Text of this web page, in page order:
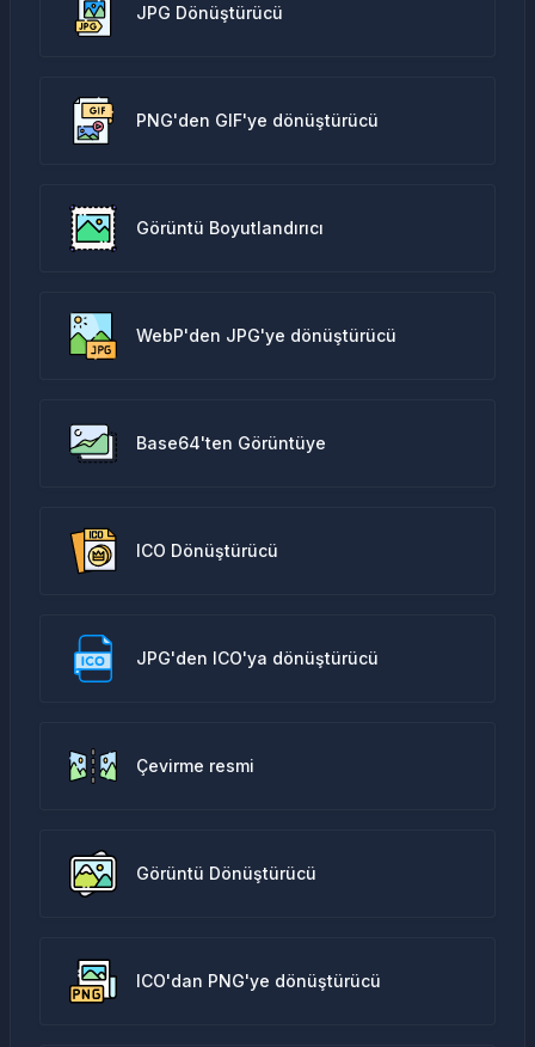
JPG Dönüştürücü
PNG'den GIF'ye dönüştürücü
Görüntü Boyutlandırıcı
WebP'den JPG'ye dönüştürücü
Base64'ten Görüntüye
ICO Dönüştürücü
JPG'den ICO'ya dönüştürücü
Çevirme resmi
Görüntü Dönüştürücü
ICO'dan PNG'ye dönüştürücü